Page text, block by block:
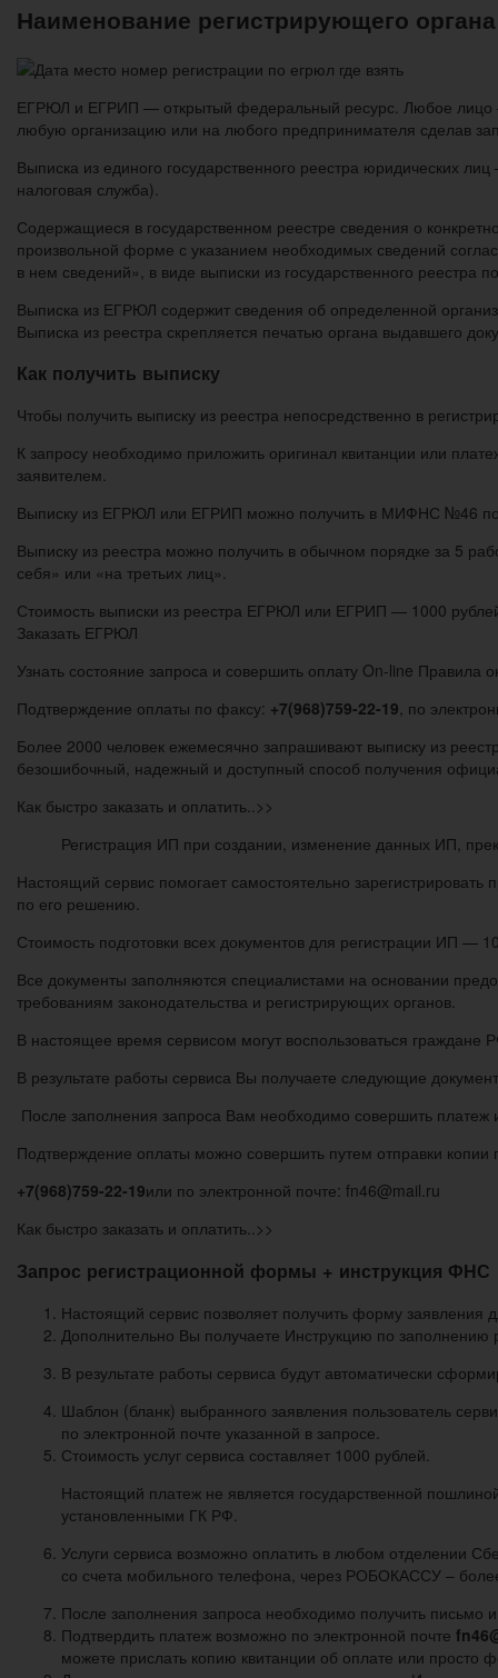
Наименование регистрирующего органа
ЕГРЮЛ и ЕГРИП — открытый федеральный ресурс. Любое лицо
любую организацию или на любого предпринимателя сделав
Выписка из единого государственного реестра юридических
налоговая служба).
Содержащиеся в государственном реестре сведения о
произвольной форме с указанием необходимых сведений
в нем сведений», в виде выписки из государственного
Выписка из ЕГРЮЛ содержит сведения об определенной
Выписка из реестра скрепляется печатью органа выдавшего
Как получить выписку
Чтобы получить выписку из реестра непосредственно в
К запросу необходимо приложить оригинал квитанции или
заявителем.
Выписку из ЕГРЮЛ или ЕГРИП можно получить в МИФНС №46 по
Выписку из реестра можно получить в обычном порядке за 5
себя» или «на третьих лиц».
Стоимость выписки из реестра ЕГРЮЛ или ЕГРИП — 1000
Заказать ЕГРЮЛ
Узнать состояние запроса и совершить оплату On-line Правила
Подтверждение оплаты по факсу: +7(968)759-22-19, по
Более 2000 человек ежемесячно запрашивают выписку из
безошибочный, надежный и доступный способ получения
Как быстро заказать и оплатить..>>
Регистрация ИП при создании, изменение данных ИП,
Настоящий сервис помогает самостоятельно
по его решению.
Стоимость подготовки всех документов для регистрации ИП —
Все документы заполняются специалистами на основании
требованиям законодательства и регистрирующих органов.
В настоящее время сервисом могут воспользоваться
В результате работы сервиса Вы получаете следующие
После заполнения запроса Вам необходимо совершить платеж
Подтверждение оплаты можно совершить путем отправки копии
+7(968)759-22-19или по электронной почте: fn46@mail.ru
Как быстро заказать и оплатить..>>
Запрос регистрационной формы + инструкция ФНС
Настоящий сервис позволяет получить форму
Дополнительно Вы получаете Инструкцию по
В результате работы сервиса будут автоматически
Шаблон (бланк) выбранного заявления пользователь
по электронной почте указанной в запросе.
Стоимость услуг сервиса составляет 1000 рублей.
Настоящий платеж не является государственной
установленными ГК РФ.
Услуги сервиса возможно оплатить в любом отделении
со счета мобильного телефона, через РОБОКАССУ –
После заполнения запроса необходимо получить письмо
Подтвердить платеж возможно по электронной почте
можете прислать копию квитанции об оплате или просто